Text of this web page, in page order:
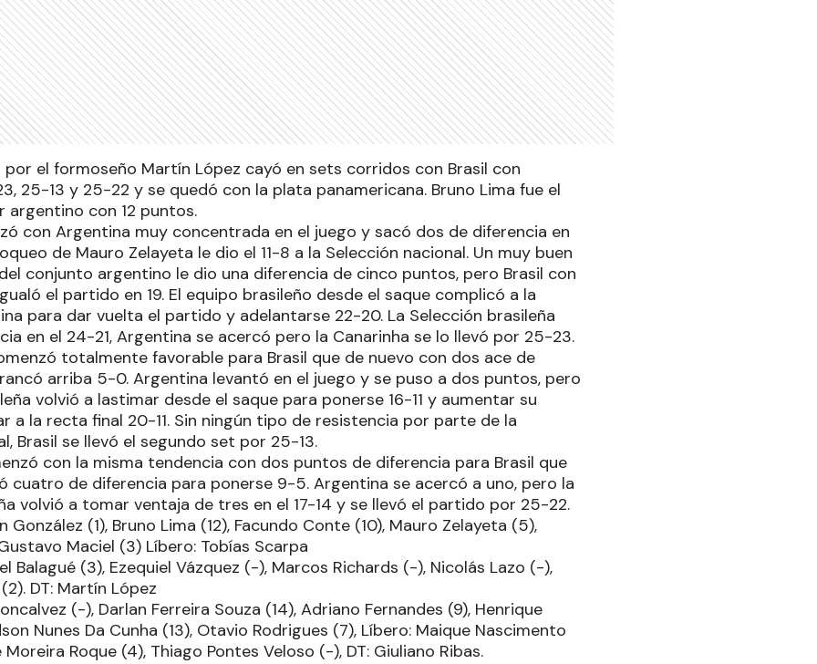
el formoseño Martín López cayó en sets corridos con Brasil con
25-13 y 25-22 y se quedó con la plata panamericana. Bruno Lima fue el
argentino con 12 puntos.
con Argentina muy concentrada en el juego y sacó dos de diferencia en
de Mauro Zelayeta le dio el 11-8 a la Selección nacional. Un muy buen
conjunto argentino le dio una diferencia de cinco puntos, pero Brasil con
el partido en 19. El equipo brasileño desde el saque complicó a la
para dar vuelta el partido y adelantarse 22-20. La Selección brasileña
en el 24-21, Argentina se acercó pero la Canarinha se lo llevó por 25-23.
totalmente favorable para Brasil que de nuevo con dos ace de
arriba 5-0. Argentina levantó en el juego y se puso a dos puntos, pero
volvió a lastimar desde el saque para ponerse 16-11 y aumentar su
a la recta final 20-11. Sin ningún tipo de resistencia por parte de la
Brasil se llevó el segundo set por 25-13.
con la misma tendencia con dos puntos de diferencia para Brasil que
cuatro de diferencia para ponerse 9-5. Argentina se acercó a uno, pero la
volvió a tomar ventaja de tres en el 17-14 y se llevó el partido por 25-22.
González (1), Bruno Lima (12), Facundo Conte (10), Mauro Zelayeta (5),
Maciel (3) Líbero: Tobías Scarpa
Balagué (3), Ezequiel Vázquez (-), Marcos Richards (-), Nicolás Lazo (-),
DT: Martín López
(-), Darlan Ferreira Souza (14), Adriano Fernandes (9), Henrique
Nunes Da Cunha (13), Otavio Rodrigues (7), Líbero: Maique Nascimento
Roque (4), Thiago Pontes Veloso (-), DT: Giuliano Ribas.